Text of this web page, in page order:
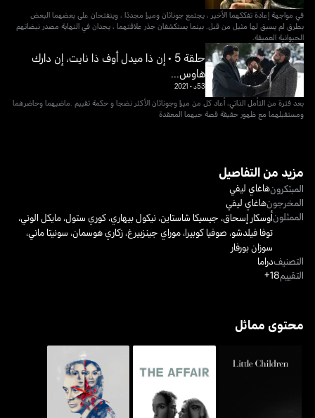
في مواجهة إعادة تفككهما الأخير ، يجتمع جوناثان وميرا مجددًا ، وينفتحان على بعضهما البعض
بطرق لم يسبق لها مثيل من قبل. بينما يستكشفان جذر علاقتهما ، يجدان في النهاية مصدر نبضاتهم
الحيوانية العميقة.
حلقة 5 • إن ذا ميدل أوف ذا نايت، إن دارك
هاوس...
53د •
2021
بعد فترة من التأمل الذاتي، أعاد كل من ميرا وجوناثان الأكثر نضجا و حكمة تقييم .ماضيهما وحاضرهما
ومستقبلهما مع ظهور حقيقة قصة حبهما المعقدة
مزيد من التفاصيل
المبتكرونهاغاي ليفي
المخرجونهاغاي ليفي
الممثلونأوسكار إسحاق، جيسيكا شاستاين،نيكول بيهاري،كوري ستول،مايكل الوني،
توفا فيلدشو، صوفيا كوبيرا،موراي جينزبيرغ،زكاري هوسمان، سونيتا ماني،
سوزان بورفار
التصنيفدراما
التقييم18+
محتوى مماثل
ذا أفير
ناغاليت آنغ بوان سا هابا إنغ
غابي